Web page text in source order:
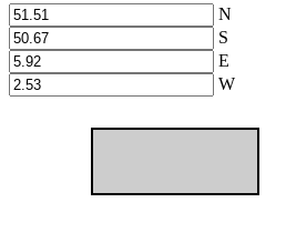
N
S
E
W